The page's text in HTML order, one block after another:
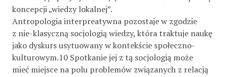
koncepcji „wiedzy lokalnej”.
Antropologia interpreatywna pozostaje w zgodzie
z nie-klasyczną socjologią wiedzy, która traktuje naukę
jako dyskurs usytuowany w kontekście społeczno-
kulturowym.10 Spotkanie jej z tą socjologią może
mieć miejsce na polu problemów związanych z relacją